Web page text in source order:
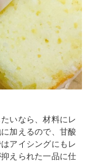
いなら、材料にレ
加えるので、甘酸
アイシングにもレ
えられた一品に仕